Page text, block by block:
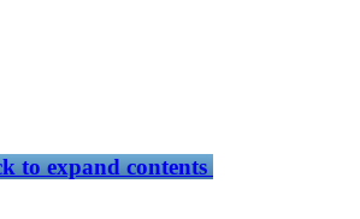
to expand contents